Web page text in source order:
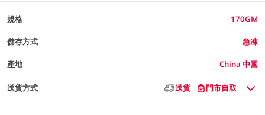
規格 170GM
儲存方式 急凍
產地 China 中國
送貨方式 送貨 門市自取